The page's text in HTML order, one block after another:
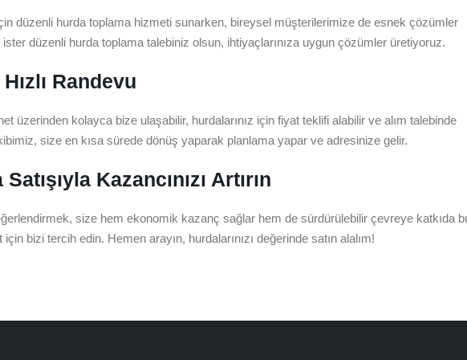
düzenli hurda toplama hizmeti sunarken, bireysel müşterilerimize de esnek çözümler
düzenli hurda toplama talebiniz olsun, ihtiyaçlarınıza uygun çözümler üretiyoruz.
Randevu
üzerinden kolayca bize ulaşabilir, hurdalarınız için fiyat teklifi alabilir ve alım talebinde
size en kısa sürede dönüş yaparak planlama yapar ve adresinize gelir.
Kazancınızı Artırın
size hem ekonomik kazanç sağlar hem de sürdürülebilir çevreye katkıda
bizi tercih edin. Hemen arayın, hurdalarınızı değerinde satın alalım!